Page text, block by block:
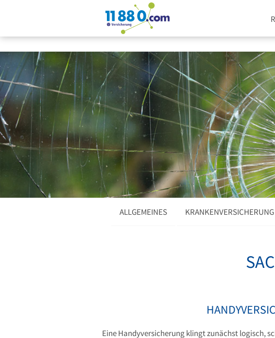
ALLGEMEINES KRANKENVERSICHERUNG
Eine Handyversicherung klingt zunächst logisch,